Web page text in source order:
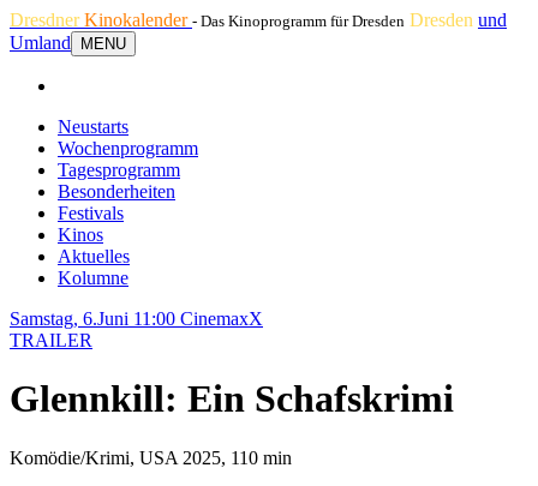
DresdnerKinokalender - Das Kinoprogramm für Dresden Dresden und
Umland
MENU
Neustarts
Wochenprogramm
Tagesprogramm
Besonderheiten
Festivals
Kinos
Aktuelles
Kolumne
Samstag, 6.Juni 11:00 CinemaxX
TRAILER
Glennkill: Ein Schafskrimi
Komödie/Krimi, USA 2025, 110 min